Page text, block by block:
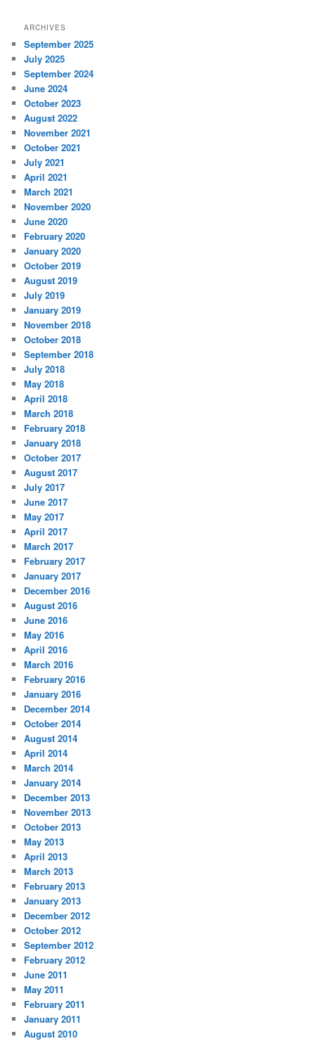
ARCHIVES
September 2025
July 2025
September 2024
June 2024
October 2023
August 2022
November 2021
October 2021
July 2021
April 2021
March 2021
November 2020
June 2020
February 2020
January 2020
October 2019
August 2019
July 2019
January 2019
November 2018
October 2018
September 2018
July 2018
May 2018
April 2018
March 2018
February 2018
January 2018
October 2017
August 2017
July 2017
June 2017
May 2017
April 2017
March 2017
February 2017
January 2017
December 2016
August 2016
June 2016
May 2016
April 2016
March 2016
February 2016
January 2016
December 2014
October 2014
August 2014
April 2014
March 2014
January 2014
December 2013
November 2013
October 2013
May 2013
April 2013
March 2013
February 2013
January 2013
December 2012
October 2012
September 2012
February 2012
June 2011
May 2011
February 2011
January 2011
August 2010